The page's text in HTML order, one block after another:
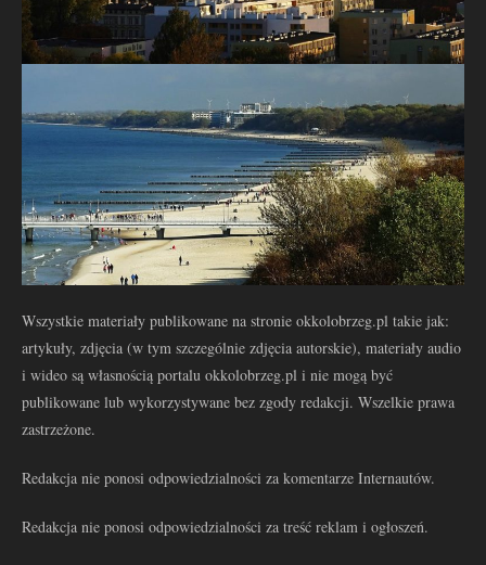
Wszystkie materiały publikowane na stronie okkolobrzeg.pl takie jak:
artykuły, zdjęcia (w tym szczególnie zdjęcia autorskie), materiały audio
i wideo są własnością portalu okkolobrzeg.pl i nie mogą być
publikowane lub wykorzystywane bez zgody redakcji. Wszelkie prawa
zastrzeżone.
Redakcja nie ponosi odpowiedzialności za komentarze Internautów.
Redakcja nie ponosi odpowiedzialności za treść reklam i ogłoszeń.